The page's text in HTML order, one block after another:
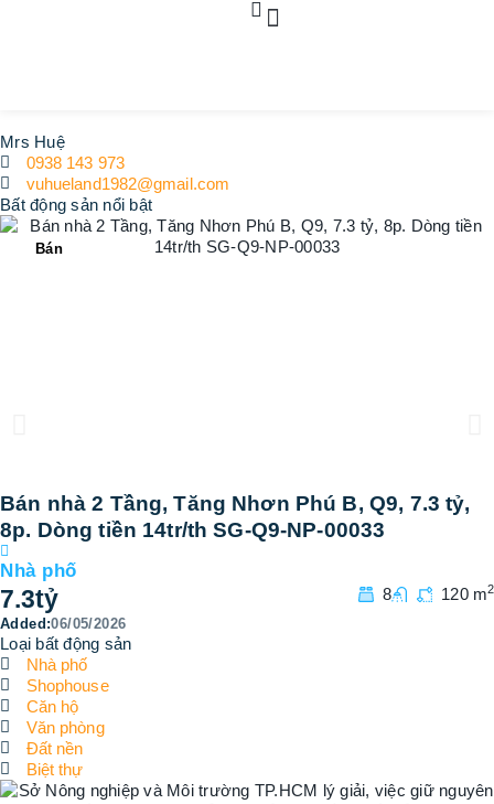
Mrs Huệ
0938 143 973
vuhueland1982@gmail.com
Bất động sản nổi bật
Bán
Bán nhà 2 Tầng, Tăng Nhơn Phú B, Q9, 7.3 tỷ,
8p. Dòng tiền 14tr/th SG-Q9-NP-00033
Nhà phố
7.3tỷ 8 120 m2
Added:06/05/2026
Loại bất động sản
Nhà phố
Shophouse
Căn hộ
Văn phòng
Đất nền
Biệt thự